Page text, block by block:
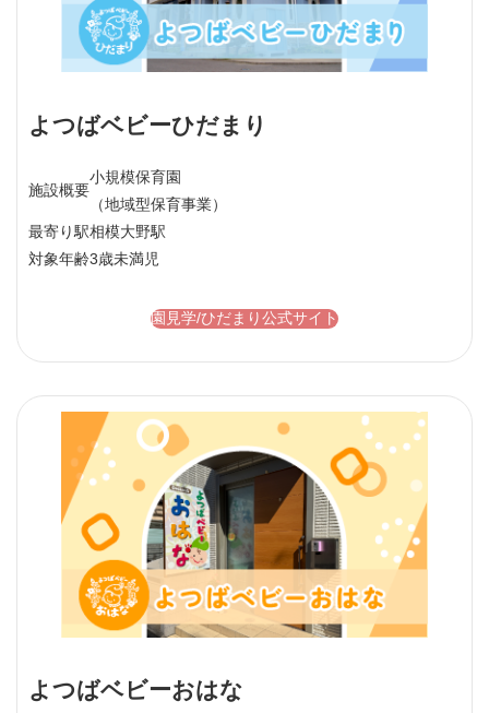
よつばベビーひだまり
施設概要
小規模保育園
（地域型保育事業）
最寄り駅相模大野駅
対象年齢3歳未満児
園見学/ひだまり公式サイト
よつばベビーおはな